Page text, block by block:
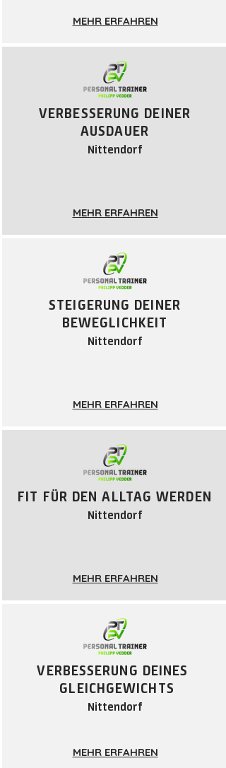
MEHR ERFAHREN
VERBESSERUNG DEINER
AUSDAUER
Nittendorf
MEHR ERFAHREN
STEIGERUNG DEINER
BEWEGLICHKEIT
Nittendorf
MEHR ERFAHREN
FIT FÜR DEN ALLTAG WERDEN
Nittendorf
MEHR ERFAHREN
VERBESSERUNG DEINES
GLEICHGEWICHTS
Nittendorf
MEHR ERFAHREN